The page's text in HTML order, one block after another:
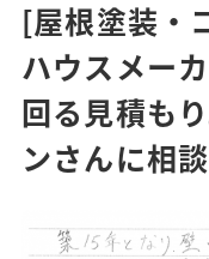
[屋根塗装・
ハウスメー
回る見積も
ンさんに相